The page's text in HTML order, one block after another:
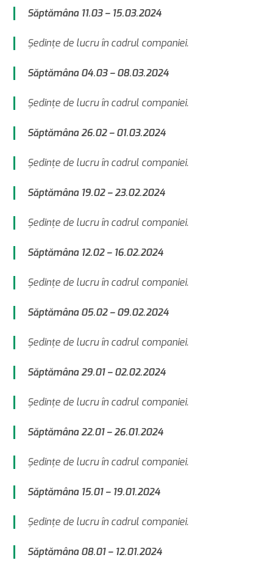
Săptămâna 11.03 – 15.03.2024
Şedinţe de lucru în cadrul companiei.
Săptămâna 04.03 – 08.03.2024
Şedinţe de lucru în cadrul companiei.
Săptămâna 26.02 – 01.03.2024
Şedinţe de lucru în cadrul companiei.
Săptămâna 19.02 – 23.02.2024
Şedinţe de lucru în cadrul companiei.
Săptămâna 12.02 – 16.02.2024
Şedinţe de lucru în cadrul companiei.
Săptămâna 05.02 – 09.02.2024
Şedinţe de lucru în cadrul companiei.
Săptămâna 29.01 – 02.02.2024
Şedinţe de lucru în cadrul companiei.
Săptămâna 22.01 – 26.01.2024
Şedinţe de lucru în cadrul companiei.
Săptămâna 15.01 – 19.01.2024
Şedinţe de lucru în cadrul companiei.
Săptămâna 08.01 – 12.01.2024